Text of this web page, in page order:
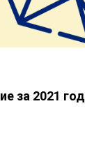
за 2021 год